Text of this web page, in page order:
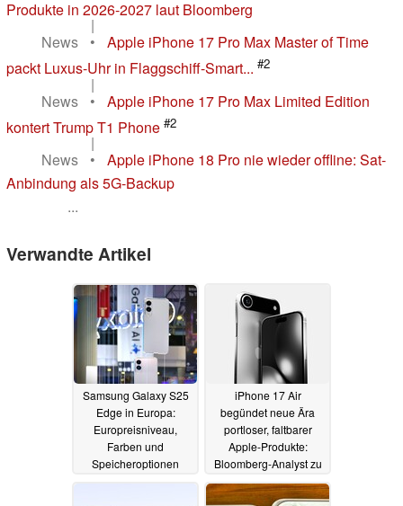
Produkte in 2026-2027 laut Bloomberg
|
News
•
Apple iPhone 17 Pro Max Master of Time
packt Luxus-Uhr in Flaggschiff-Smart... #2
|
News
•
Apple iPhone 17 Pro Max Limited Edition
kontert Trump T1 Phone #2
|
News
•
Apple iPhone 18 Pro nie wieder offline: Sat-
Anbindung als 5G-Backup
...
Verwandte Artikel
Samsung Galaxy S25
Edge in Europa:
Europreisniveau,
Farben und
Speicheroptionen
geleakt
iPhone 17 Air
begündet neue Ära
portloser, faltbarer
Apple-Produkte:
Bloomberg-Analyst zu
Preis, Specs und
Aussichten16.03.2025